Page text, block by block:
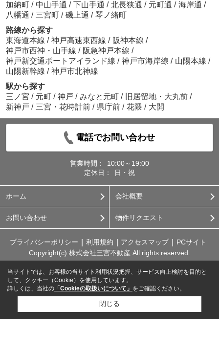
加納町 / 中山手通 / 下山手通 / 北長狭通 / 元町通 / 海岸通 /
八幡通 / 三宮町 / 磯上通 / 琴ノ緒町
路線から探す
東海道本線 / 神戸高速東西線 / 阪神本線 /
神戸市西神・山手線 / 阪急神戸本線 /
神戸新交通ポートアイランド線 / 神戸市海岸線 / 山陽本線 /
山陽新幹線 / 神戸市北神線
駅から探す
三ノ宮 / 元町 / 神戸 / みなと元町 / 旧居留地・大丸前 /
新神戸 / 三宮・花時計前 / 県庁前 / 花隈 / 大開
電話でお問い合わせ
営業時間：
10:00～19:00
定休日：
日・祝
ホーム 会社概要
お問い合わせ 物件リクエスト
プライバシーポリシー 利用規約 アクセスマップ
PCサイト
Copyright(c) 株式会社三宮不動産 All rights reserved.
当サイトでは、お客様の当サイト利用状況把握、サービス向上検討を目的と
して、クッキー（Cookie）を使用しています。
詳しくは、当社の 「Cookieの取扱いについて」 をご確認ください。
閉じる